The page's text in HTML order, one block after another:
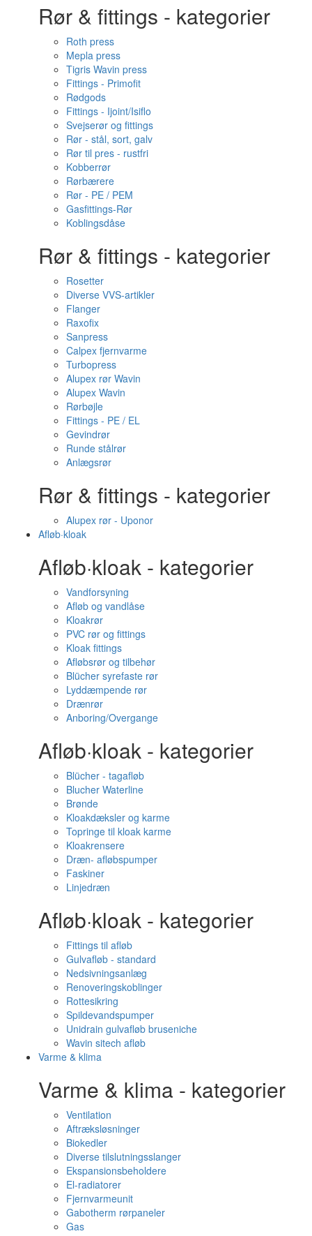
Rør & fittings - kategorier
Roth press
Mepla press
Tigris Wavin press
Fittings - Primofit
Rødgods
Fittings - Ijoint/Isiflo
Svejserør og fittings
Rør - stål, sort, galv
Rør til pres - rustfri
Kobberrør
Rørbærere
Rør - PE / PEM
Gasfittings-Rør
Koblingsdåse
Rør & fittings - kategorier
Rosetter
Diverse VVS-artikler
Flanger
Raxofix
Sanpress
Calpex fjernvarme
Turbopress
Alupex rør Wavin
Alupex Wavin
Rørbøjle
Fittings - PE / EL
Gevindrør
Runde stålrør
Anlægsrør
Rør & fittings - kategorier
Alupex rør - Uponor
Afløb·kloak
Afløb·kloak - kategorier
Vandforsyning
Afløb og vandlåse
Kloakrør
PVC rør og fittings
Kloak fittings
Afløbsrør og tilbehør
Blücher syrefaste rør
Lyddæmpende rør
Drænrør
Anboring/Overgange
Afløb·kloak - kategorier
Blücher - tagafløb
Blucher Waterline
Brønde
Kloakdæksler og karme
Topringe til kloak karme
Kloakrensere
Dræn- afløbspumper
Faskiner
Linjedræn
Afløb·kloak - kategorier
Fittings til afløb
Gulvafløb - standard
Nedsivningsanlæg
Renoveringskoblinger
Rottesikring
Spildevandspumper
Unidrain gulvafløb bruseniche
Wavin sitech afløb
Varme & klima
Varme & klima - kategorier
Ventilation
Aftræksløsninger
Biokedler
Diverse tilslutningsslanger
Ekspansionsbeholdere
El-radiatorer
Fjernvarmeunit
Gabotherm rørpaneler
Gas